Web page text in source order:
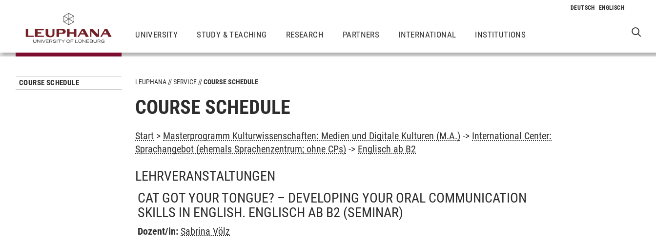
UNIVERSITY STUDY & TEACHING RESEARCH PARTNERS INTERNATIONAL INSTITUTIONS
COURSE SCHEDULE LEUPHANA SERVICE COURSE SCHEDULE
COURSE SCHEDULE
Start > Masterprogramm Kulturwissenschaften: Medien und Digitale Kulturen (M.A.) -> International Center:
Sprachangebot (ehemals Sprachenzentrum; ohne CPs) -> Englisch ab B2
LEHRVERANSTALTUNGEN
CAT GOT YOUR TONGUE? – DEVELOPING YOUR ORAL COMMUNICATION
SKILLS IN ENGLISH. ENGLISCH AB B2 (SEMINAR)
Dozent/in: Sabrina Völz